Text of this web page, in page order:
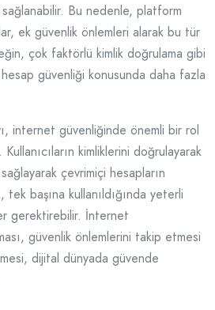
Bu nedenle, platform
ek güvenlik önlemleri alarak bu tür
çok faktörlü kimlik doğrulama gibi
güvenliği konusunda daha fazla
internet güvenliğinde önemli bir rol
kimliklerini doğrulayarak
çevrimiçi hesapların
başına kullanıldığında yeterli
gerektirebilir. İnternet
güvenlik önlemlerini takip etmesi
dijital dünyada güvende